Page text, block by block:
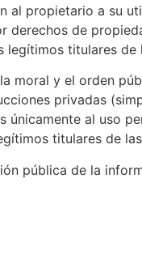
al propietario a su
derechos de
titulares de
moral y el orden
privadas
al uso
titulares de
pública de la